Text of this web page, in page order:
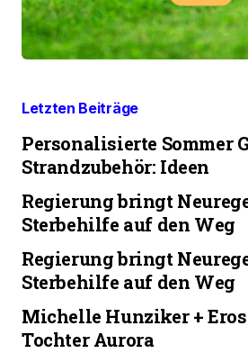
Letzten Beiträge
Personalisierte Sommer
Strandzubehör: Ideen
Regierung bringt
Sterbehilfe auf den Weg
Regierung bringt
Sterbehilfe auf den Weg
Michelle Hunziker +
Tochter Aurora